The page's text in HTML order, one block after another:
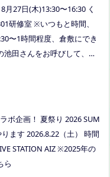
月27日(木)13:30〜16:30 く
研修室 ※いつもと時間、
〜1時間程度、倉敷にでき
田さんをお呼びして、通
ナックふわさぽ(夜のごは
市南区植松312-6) 参加者：
ボ企画！ 夏祭り 2026 SUM
ります 2026.8.22（土） 時間
STATION AIZ ※2025年の
ら